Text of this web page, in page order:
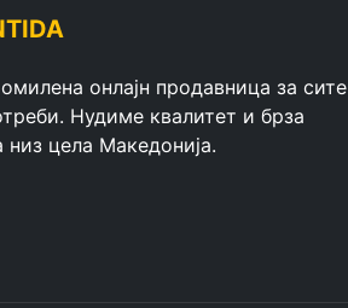
онлајн продавница за сите
Нудиме квалитет и брза
низ цела Македонија.